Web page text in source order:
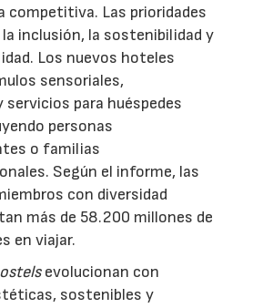
competitiva. Las prioridades
inclusión, la sostenibilidad y
Los nuevos hoteles
sensoriales,
servicios para huéspedes
personas
o familias
Según el informe, las
con diversidad
más de 58.200 millones de
en viajar.
evolucionan con
sostenibles y